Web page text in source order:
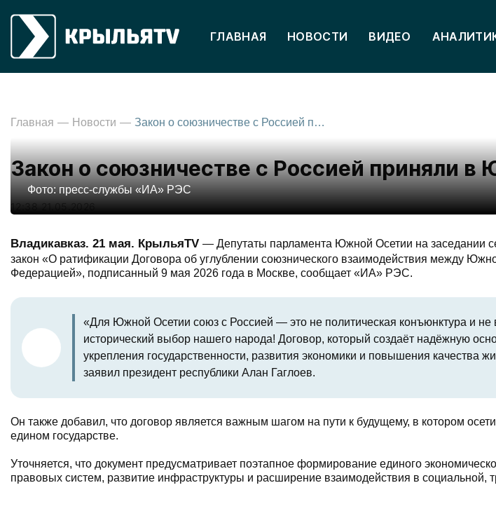
ГЛАВНАЯ НОВОСТИ ВИДЕО
Главная Новости Закон о союзничестве с Россией приняли в Южной Осетии
Закон о союзничестве с Россией приняли
12:38 21.05.2026
Фото: пресс-службы «ИА» РЭС
Владикавказ. 21 мая. КрыльяTV — Депутаты парламента Южной Осетии на заседании
закон «О ратификации Договора об углублении союзнического взаимодействия между
Федерацией», подписанный 9 мая 2026 года в Москве, сообщает «ИА» РЭС.
«Для Южной Осетии союз с Россией — это не политическая конъюнктура и
исторический выбор нашего народа! Договор, который создаёт надёжную
укрепления государственности, развития экономики и повышения качества
заявил президент республики Алан Гаглоев.
Он также добавил, что договор является важным шагом на пути к будущему, в котором
едином государстве.
Уточняется, что документ предусматривает поэтапное формирование единого
правовых систем, развитие инфраструктуры и расширение взаимодействия в социальной,